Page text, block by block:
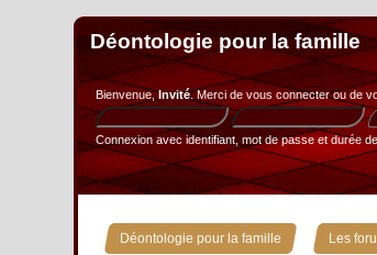
Déontologie pour la famille
Bienvenue,Invité. Merci devous connecterou de
Connexion avec identifiant, mot de passe et durée
Déontologie pour la famille » Les